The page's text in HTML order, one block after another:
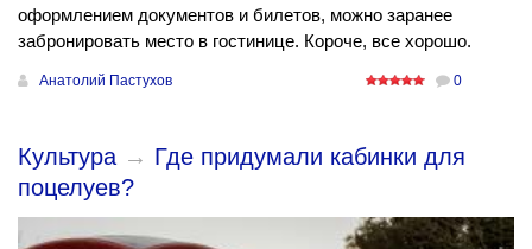
оформлением документов и билетов, можно заранее
забронировать место в гостинице. Короче, все хорошо.
Анатолий Пастухов 0
Культура → Где придумали кабинки для
поцелуев?